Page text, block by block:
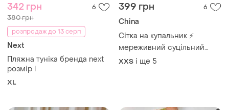
342 грн 6
380 грн
розпродаж до 13 серп
Next
Пляжна туніка бренда next
розмір l
XL
399 грн 6
China
Сітка на купальник ⚡
мереживний суцільний
купальник-боді 👙
напівпрозорий купальник
XХS і ще 5